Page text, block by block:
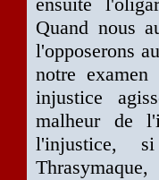
Quand nous
l'opposerons
notre
injustice
malheur de
l'injustice,